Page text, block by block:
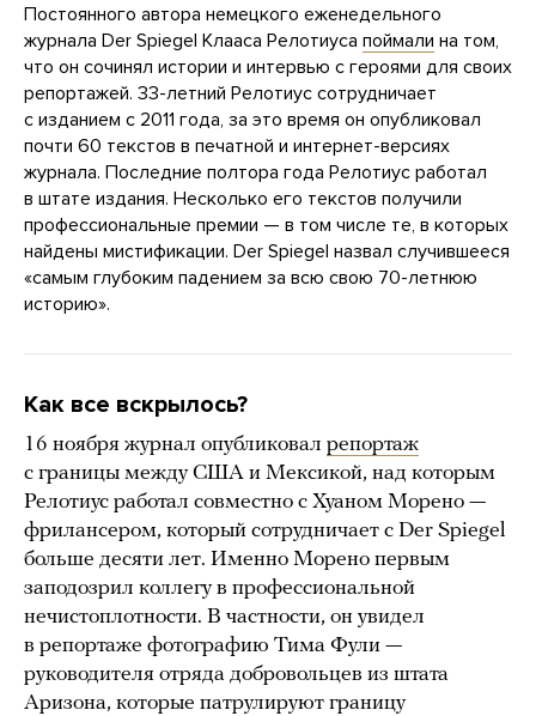
Постоянного автора немецкого еженедельного
журнала Der Spiegel Клааса Релотиуса поймали на том,
что он сочинял истории и интервью с героями для своих
репортажей. 33-летний Релотиус сотрудничает
с изданием с 2011 года, за это время он опубликовал
почти 60 текстов в печатной и интернет-версиях
журнала. Последние полтора года Релотиус работал
в штате издания. Несколько его текстов получили
профессиональные премии — в том числе те, в которых
найдены мистификации. Der Spiegel назвал случившееся
«самым глубоким падением за всю свою 70-летнюю
историю».
Как все вскрылось?
16 ноября журнал опубликовал репортаж
с границы между США и Мексикой, над которым
Релотиус работал совместно с Хуаном Морено —
фрилансером, который сотрудничает с Der Spiegel
больше десяти лет. Именно Морено первым
заподозрил коллегу в профессиональной
нечистоплотности. В частности, он увидел
в репортаже фотографию Тима Фули —
руководителя отряда добровольцев из штата
Аризона, которые патрулируют границу